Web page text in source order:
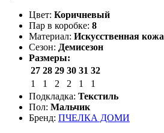
Цвет: Коричневый
Пар в коробке: 8
Материал: Искусственная
Сезон: Демисезон
Размеры:
27 28 29 30 31 32
1
1 2 2 1
1
Подкладка: Текстиль
Пол: Мальчик
Бренд: ПЧЕЛКА ДОМИ